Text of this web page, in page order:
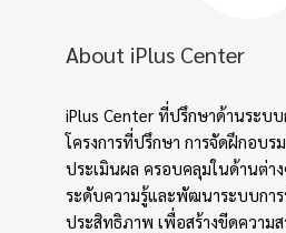
About iPlus Center
iPlus Center ที่ปรึกษาด้านระบบ
โครงการที่ปรึกษา การจัดฝึกอบร
ประเมินผล ครอบคลุมในด้านต่า
ระดับความรู้และพัฒนาระบบกา
ประสิทธิภาพ เพื่อสร้างขีดความ